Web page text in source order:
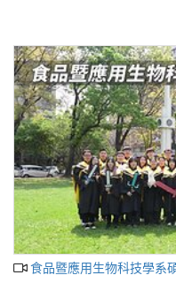
食品暨應用生物科技學系